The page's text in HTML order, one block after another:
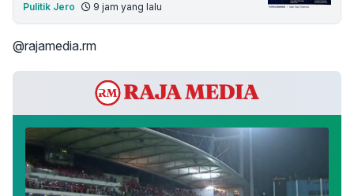
Pulitik Jero 9 jam yang lalu
@rajamedia.rm